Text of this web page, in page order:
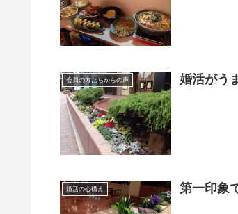
会員の方たちからの声 婚活がう
婚活の心構え 第一印象